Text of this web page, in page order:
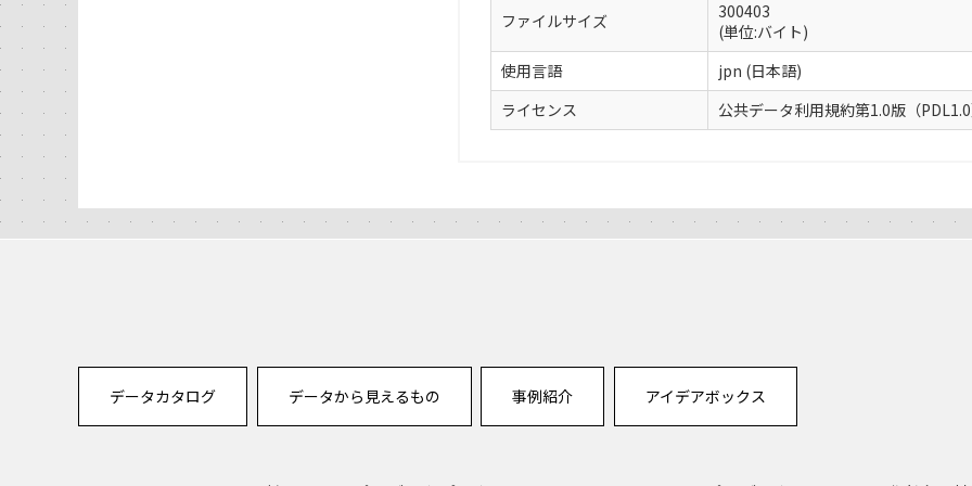
ファイルサイズ
300403
(単位:バイト)
使用言語
jpn (日本語)
ライセンス
公共データ利用規約第1.0版（
データカタログ データから見えるもの 事例紹介 アイデアボックス